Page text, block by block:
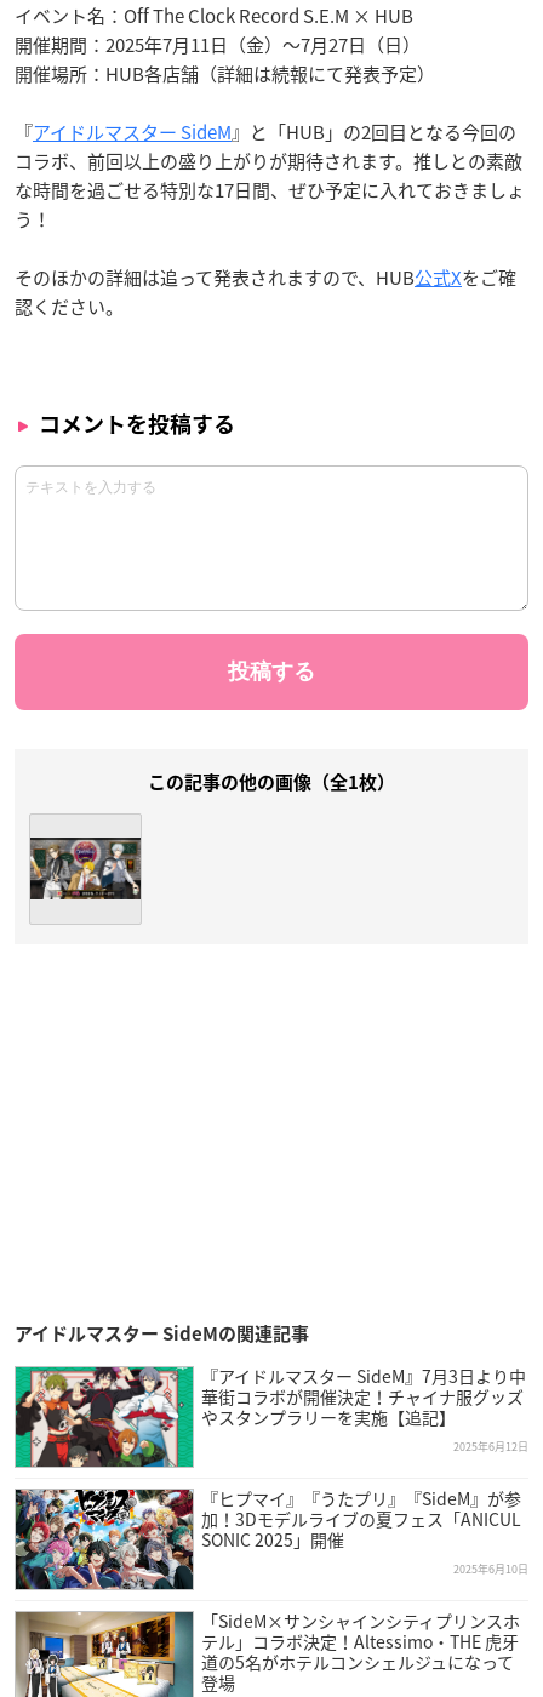
イベント名：Off The Clock Record S.E.M × HUB
開催期間：2025年7月11日（金）～7月27日（日）
開催場所：HUB各店舗（詳細は続報にて発表予定）
『アイドルマスター SideM』と「HUB」の2回目となる今回の
コラボ、前回以上の盛り上がりが期待されます。推しとの素敵
な時間を過ごせる特別な17日間、ぜひ予定に入れておきましょ
う！
そのほかの詳細は追って発表されますので、HUB公式Xをご確
認ください。
コメントを投稿する
この記事の他の画像（全1枚）
アイドルマスター SideMの関連記事
『アイドルマスター SideM』7月3日より中
華街コラボが開催決定！チャイナ服グッズ
やスタンプラリーを実施【追記】
2025年6月12日
『ヒプマイ』『うたプリ』『SideM』が参
加！3Dモデルライブの夏フェス「ANICUL
SONIC 2025」開催
2025年6月10日
「SideM×サンシャインシティプリンスホ
テル」コラボ決定！Altessimo・THE 虎牙
道の5名がホテルコンシェルジュになって
登場